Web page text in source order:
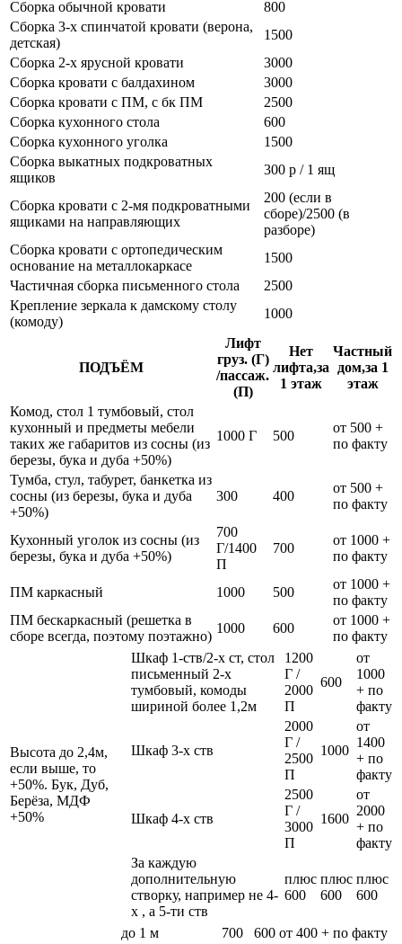
Сборка обычной кровати
800
Сборка 3-х спинчатой кровати (верона,
детская)
1500
Сборка 2-х ярусной кровати
3000
Сборка кровати с балдахином
3000
Сборка кровати с ПМ, с бк ПМ
2500
Сборка кухонного стола
600
Сборка кухонного уголка
1500
Сборка выкатных подкроватных
ящиков
300 р / 1 ящ
Сборка кровати с 2-мя подкроватными
ящиками на направляющих
200 (если в
сборе)/2500 (в
разборе)
Сборка кровати с ортопедическим
основание на металлокаркасе
1500
Частичная сборка письменного стола
2500
Крепление зеркала к дамскому столу
(комоду)
1000
ПОДЪЁМ
Лифт
груз. (Г)
/пассаж.
(П)
Нет
лифта,за
1 этаж
Частный
дом,за 1
этаж
Комод, стол 1 тумбовый, стол
кухонный и предметы мебели
таких же габаритов из сосны (из
березы, бука и дуба +50%)
1000 Г 500
от 500 +
по факту
Тумба, стул, табурет, банкетка из
сосны (из березы, бука и дуба
+50%)
300 400
от 500 +
по факту
Кухонный уголок из сосны (из
березы, бука и дуба +50%)
700
Г/1400
П
700
от 1000 +
по факту
ПМ каркасный 1000 500
от 1000 +
по факту
ПМ бескаркасный (решетка в
сборе всегда, поэтому поэтажно)
1000 600
от 1000 +
по факту
Высота до 2,4м,
если выше, то
+50%. Бук, Дуб,
Берёза, МДФ
+50%
Шкаф 1-ств/2-х ст, стол
письменный 2-х
тумбовый, комоды
шириной более 1,2м
1200
Г /
2000
П
600
от
1000
+ по
факту
Шкаф 3-х ств
2000
Г /
2500
П
1000
от
1400
+ по
факту
Шкаф 4-х ств
2500
Г /
3000
П
1600
от
2000
+ по
факту
За каждую
дополнительную
створку, например не 4-
х , а 5-ти ств
плюс
600
плюс
600
плюс
600
до 1 м 700 600 от 400 + по факту